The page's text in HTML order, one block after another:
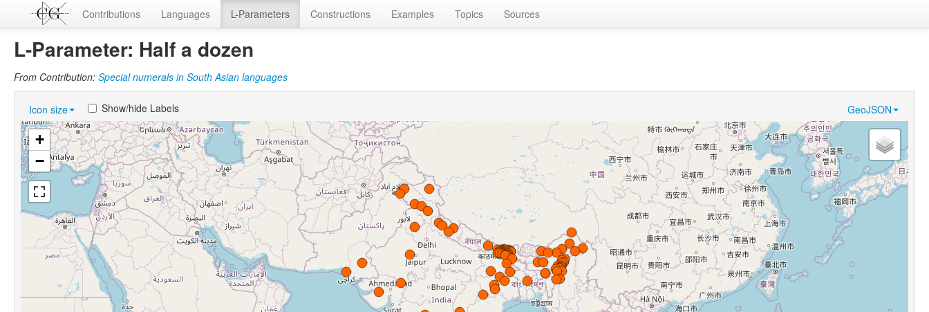
Contributions Languages L-Parameters Constructions Examples Topics Sources
L-Parameter: Half a dozen
From Contribution: Special numerals in South Asian languages
Icon size GeoJSON
Show/hide Labels
+
−